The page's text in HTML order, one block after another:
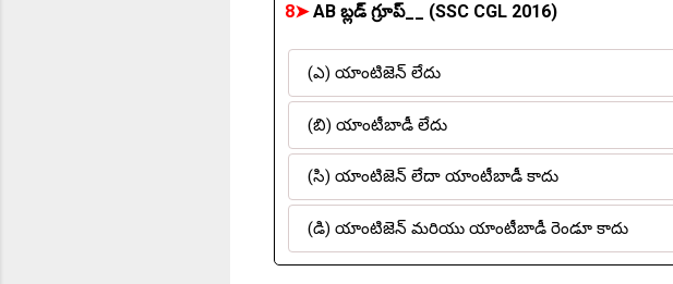
8➤AB బ్లడ్ గ్రూప్__ (SSC CGL 2016)
(ఎ) యాంటిజెన్ లేదు
(బి) యాంటీబాడీ లేదు
(సి) యాంటిజెన్ లేదా యాంటీబాడీ కాదు
(డి) యాంటిజెన్ మరియు యాంటీబాడీ రెండూ కాదు